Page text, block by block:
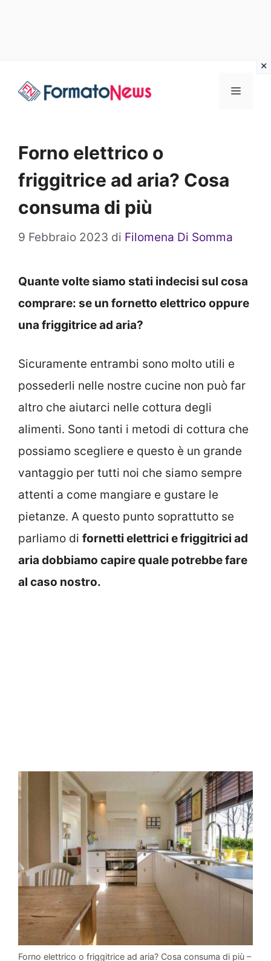
Menu
Forno elettrico o
friggitrice ad aria? Cosa
consuma di più
9 Febbraio 2023 di Filomena Di Somma
Quante volte siamo stati indecisi sul cosa
comprare: se un fornetto elettrico oppure
una friggitrice ad aria?
Sicuramente entrambi sono molto utili e
possederli nelle nostre cucine non può far
altro che aiutarci nelle cottura degli
alimenti. Sono tanti i metodi di cottura che
possiamo scegliere e questo è un grande
vantaggio per tutti noi che siamo sempre
attenti a come mangiare e gustare le
pietanze. A questo punto soprattutto se
parliamo di fornetti elettrici e friggitrici ad
aria dobbiamo capire quale potrebbe fare
al caso nostro.
Forno elettrico o friggitrice ad aria? Cosa consuma di più –